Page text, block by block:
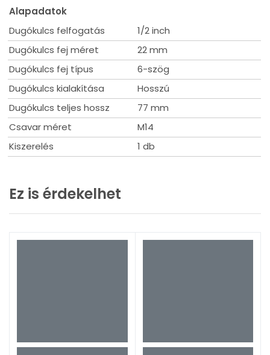
Alapadatok
Dugókulcs felfogatás
1/2 inch
Dugókulcs fej méret
22 mm
Dugókulcs fej típus
6-szög
Dugókulcs kialakítása
Hosszú
Dugókulcs teljes hossz
77 mm
Csavar méret
M14
Kiszerelés
1 db
Ez is érdekelhet